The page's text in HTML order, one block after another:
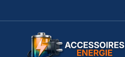
au
Accessoires
Energie